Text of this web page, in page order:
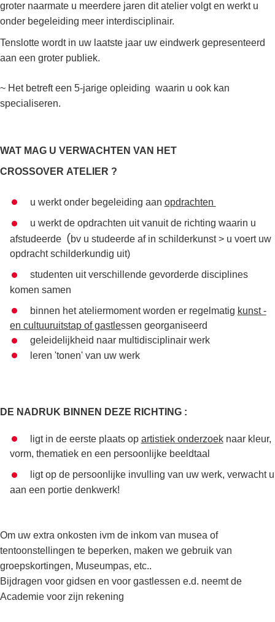
groter naarmate u meerdere jaren dit atelier volgt en werkt u
onder begeleiding meer interdisciplinair.
Tenslotte wordt in uw laatste jaar uw eindwerk gepresenteerd
aan een groter publiek.
~ Het betreft een 5-jarige opleiding waarin u ook kan
specialiseren.
WAT MAG U VERWACHTEN VAN HET
CROSSOVER ATELIER ?
u werkt onder begeleiding aan opdrachten
u werkt de opdrachten uit vanuit de richting waarin u
afstudeerde (bv u studeerde af in schilderkunst > u voert uw
opdracht schilderkundig uit)
studenten uit verschillende gevorderde disciplines
komen samen
binnen het ateliermoment worden er regelmatig kunst -
en cultuuruitstap of gastlessen georganiseerd
geleidelijkheid naar multidisciplinair werk
leren 'tonen' van uw werk
DE NADRUK BINNEN DEZE RICHTING :
ligt in de eerste plaats op artistiek onderzoek naar kleur,
vorm, thematiek en een persoonlijke beeldtaal
ligt op de persoonlijke invulling van uw werk, verwacht u
aan een portie denkwerk!
Om uw extra onkosten ivm de inkom van musea of
tentoonstellingen te beperken, maken we gebruik van
groepskortingen, Museumpas, etc..
Bijdragen voor gidsen en voor gastlessen e.d. neemt de
Academie voor zijn rekening